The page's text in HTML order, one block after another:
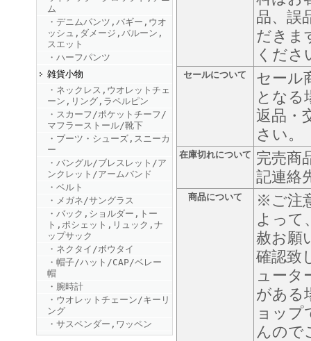
FINEBOYS2025年8月号
FINEBOYS2025年7月号
FINEBOYS2025年6月号
ム
・デニムパンツ,バギー,ウオ
ッシュ,ダメージ,バルーン,
スエット
・ハーフパンツ
雑貨小物
・ネックレス,ウオレットチェ
ーン,リング,ラペルピン
・スカーフ/ポケットチーフ/
マフラーストール/靴下
・ブーツ・シューズ,スニーカ
ー
・バングル/ブレスレット/ア
ンクレット/アームバンド
・ベルト
・メガネ/サングラス
・バック,ショルダー,トー
ト,ポシェット,リュック,ナ
ップサック
・ネクタイ/ボウタイ
・帽子/ハット/CAP/ベレー
帽
・腕時計
・ウオレットチェーン/キーリ
ング
・サスペンダー,ワッペン
品、誤
だきま
くださ
セールについて
セール
となる
返品・
さい。
在庫切れについて 完売商
記連絡
商品について
※ご注
よって
赦お願
確認致
ュータ
がある
ョップ
んので